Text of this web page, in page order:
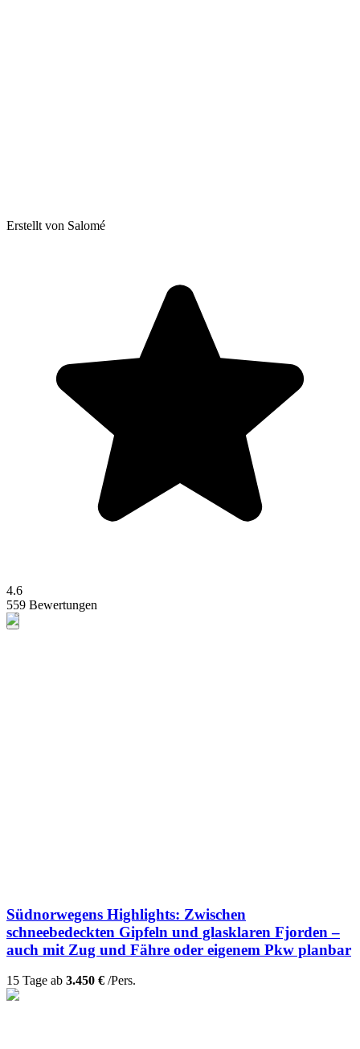
Erstellt von Salomé
4.6
559 Bewertungen
Südnorwegens Highlights: Zwischen
schneebedeckten Gipfeln und glasklaren Fjorden –
auch mit Zug und Fähre oder eigenem Pkw planbar
15 Tage ab 3.450 € /Pers.